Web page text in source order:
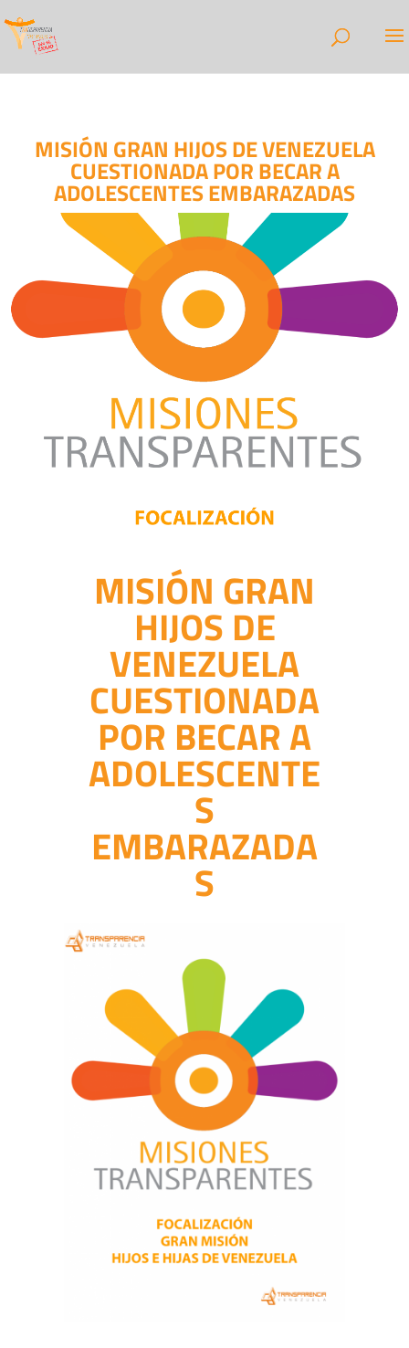
MISIÓN GRAN HIJOS DE VENEZUELA
CUESTIONADA POR BECAR A
ADOLESCENTES EMBARAZADAS
MISIÓN GRAN
HIJOS DE
VENEZUELA
CUESTIONADA
POR BECAR A
ADOLESCENTE
S
EMBARAZADA
S